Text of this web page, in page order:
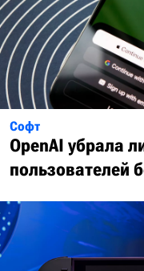
Софт
OpenAI убрала
пользователей